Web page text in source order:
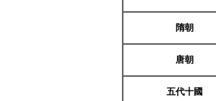
隋朝
唐朝
五代十國